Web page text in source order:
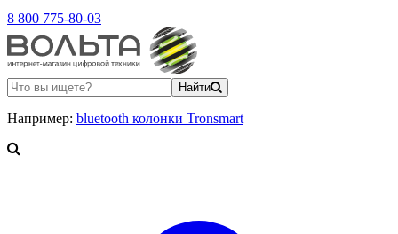
8 800 775-80-03
Найти
Например: bluetooth колонки Tronsmart